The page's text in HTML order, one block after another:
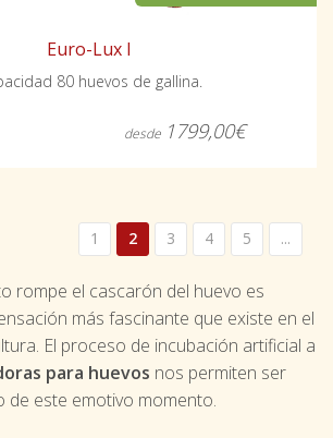
Euro-Lux I
80 huevos de gallina.
desde 1799,00€
1 2 3 4 5 ...
rompe el cascarón del huevo es
más fascinante que existe en el
El proceso de incubación artificial a
para huevos nos permiten ser
de este emotivo momento.